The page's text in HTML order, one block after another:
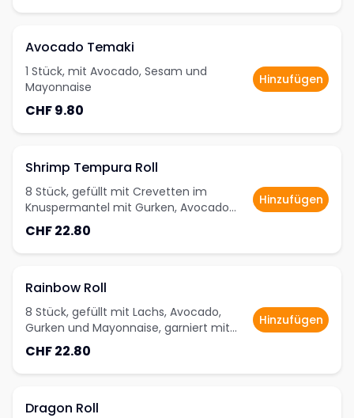
Avocado Temaki
1 Stück, mit Avocado, Sesam und
Mayonnaise
CHF 9.80
Hinzufügen
Shrimp Tempura Roll
8 Stück, gefüllt mit Crevetten im
Knuspermantel mit Gurken, Avocado
und Mayonnaise, garniert mit Sesam
CHF 22.80
Hinzufügen
Rainbow Roll
8 Stück, gefüllt mit Lachs, Avocado,
Gurken und Mayonnaise, garniert mit
Tobiko, Thunfisch, Crevetten und
Avocado
CHF 22.80
Hinzufügen
Dragon Roll